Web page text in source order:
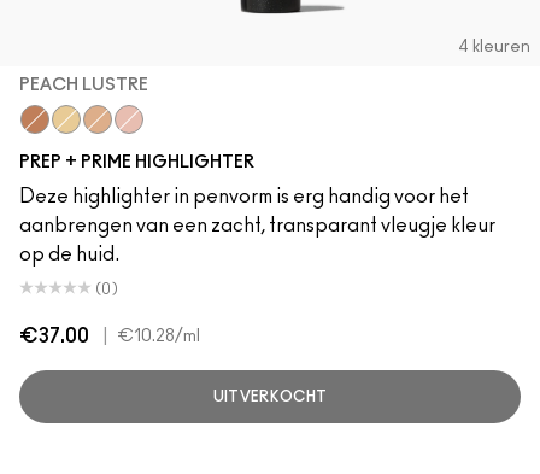
4 kleuren
PEACH LUSTRE
PREP + PRIME HIGHLIGHTER
Deze highlighter in penvorm is erg handig voor het
aanbrengen van een zacht, transparant vleugje kleur
op de huid.
(0)
€37.00 €10.28/ml
UITVERKOCHT